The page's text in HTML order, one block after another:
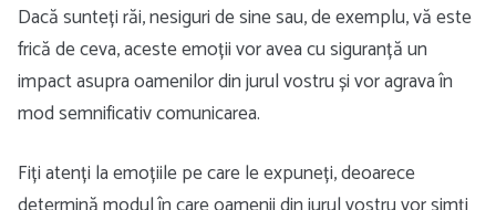
Dacă sunteți răi, nesiguri de sine sau, de exemplu, vă este
frică de ceva, aceste emoții vor avea cu siguranță un
impact asupra oamenilor din jurul vostru și vor agrava în
mod semnificativ comunicarea.
Fiți atenți la emoțiile pe care le expuneți, deoarece